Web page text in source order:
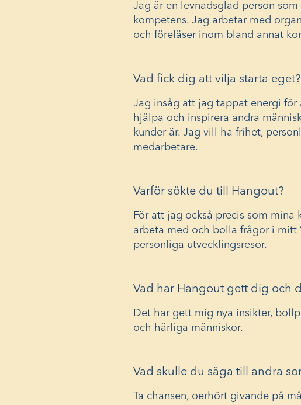
Jag är en levnadsglad person
kompetens. Jag arbetar med
och föreläser inom bland annat
Vad fick dig att vilja starta eget?
Jag insåg att jag tappat energi
hjälpa och inspirera andra
kunder är. Jag vill ha frihet,
medarbetare.
Varför sökte du till Hangout?
För att jag också precis som
arbeta med och bolla frågor i mitt
personliga utvecklingsresor.
Vad har Hangout gett dig och
Det har gett mig nya insikter,
och härliga människor.
Vad skulle du säga till andra
Ta chansen, oerhört givande på